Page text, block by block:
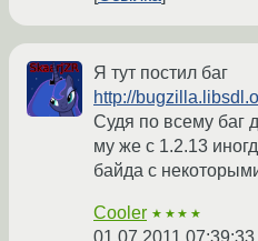
Я тут постил баг
http://
Судя по всему баг
му же с 1.2.13
байда с
Cooler ★★★★
01.07.2011